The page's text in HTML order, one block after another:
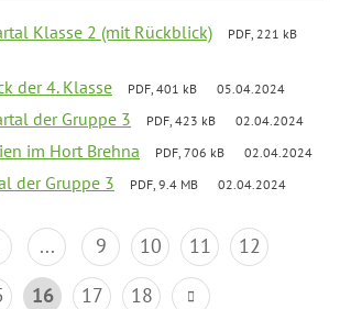
Klasse 2 (mit Rückblick)
PDF, 221 kB
der 4. Klasse PDF, 401 kB 05.04.2024
der Gruppe 3 PDF, 423 kB 02.04.2024
im Hort Brehna PDF, 706 kB 02.04.2024
der Gruppe 3 PDF, 9.4 MB 02.04.2024
... 9 10 11
12
16 17 18